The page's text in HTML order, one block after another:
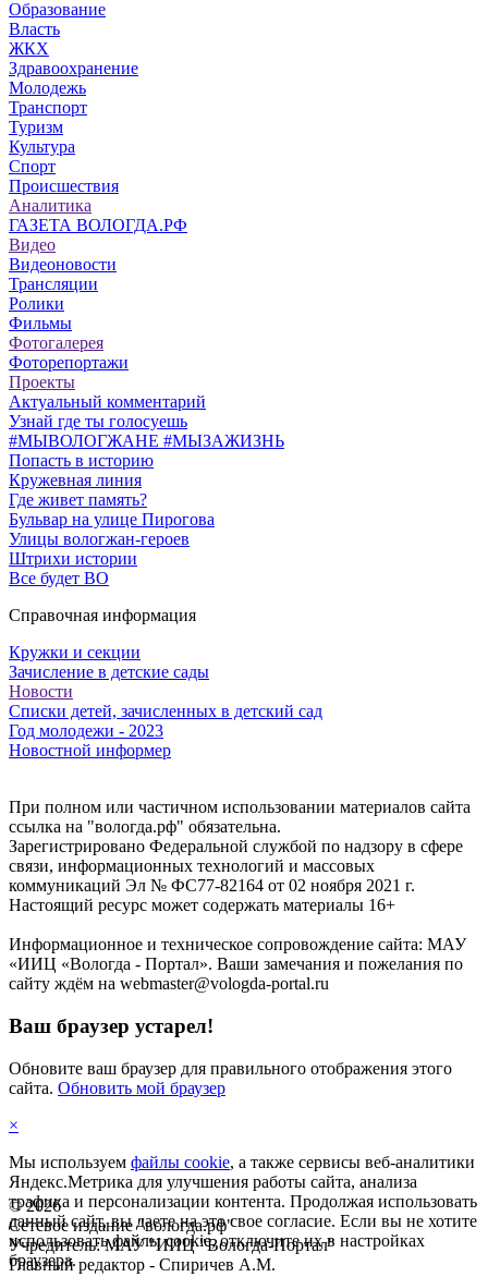
Образование
Власть
ЖКХ
Здравоохранение
Молодежь
Транспорт
Туризм
Культура
Спорт
Происшествия
Аналитика
ГАЗЕТА ВОЛОГДА.РФ
Видео
Видеоновости
Трансляции
Ролики
Фильмы
Фотогалерея
Фоторепортажи
Проекты
Актуальный комментарий
Узнай где ты голосуешь
#МЫВОЛОГЖАНЕ #МЫЗАЖИЗНЬ
Попасть в историю
Кружевная линия
Где живет память?
Бульвар на улице Пирогова
Улицы вологжан-героев
Штрихи истории
Все будет ВО
Справочная информация
Кружки и секции
Зачисление в детские сады
Новости
Списки детей, зачисленных в детский сад
Год молодежи - 2023
©2026
Сетевое издание "вологда.рф"
Учредитель: МАУ "ИИЦ "Вологда-Портал"
Главный редактор - Спиричев А.М.
Новостной информер
При полном или частичном использовании материалов сайта
ссылка на "вологда.рф" обязательна.
Зарегистрировано Федеральной службой по надзору в сфере
связи, информационных технологий и массовых
коммуникаций Эл № ФС77-82164 от 02 ноября 2021 г.
Настоящий ресурс может содержать материалы 16+
Информационное и техническое сопровождение сайта: МАУ
«ИИЦ «Вологда - Портал». Ваши замечания и пожелания по
сайту ждём на webmaster@vologda-portal.ru
Ваш браузер устарел!
Обновите ваш браузер для правильного отображения этого
сайта. Обновить мой браузер
×
Мы используем файлы cookie, а также сервисы веб-аналитики
Яндекс.Метрика для улучшения работы сайта, анализа
трафика и персонализации контента. Продолжая использовать
данный сайт, вы даете на это свое согласие. Если вы не хотите
использовать файлы cookie, отключите их в настройках
браузера.